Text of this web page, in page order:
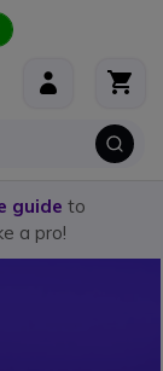
guide to
a pro!